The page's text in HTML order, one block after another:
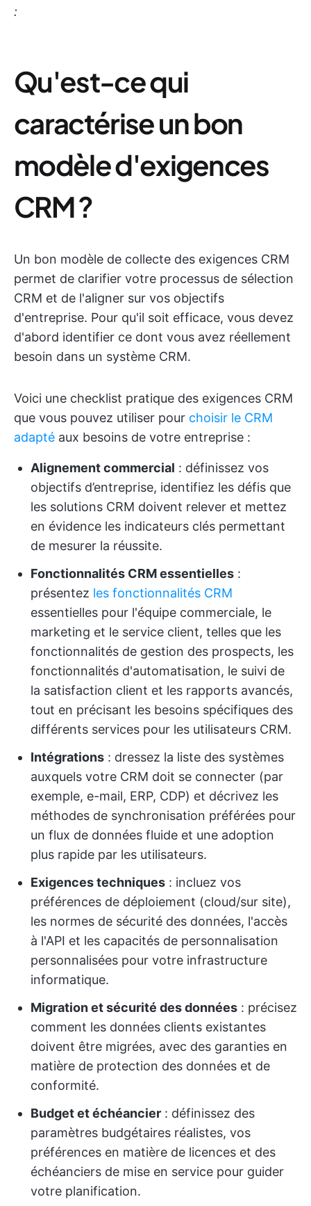
:
Qu'est-ce qui
caractérise un bon
modèle d'exigences
CRM ?
Un bon modèle de collecte des exigences CRM
permet de clarifier votre processus de sélection
CRM et de l'aligner sur vos objectifs
d'entreprise. Pour qu'il soit efficace, vous devez
d'abord identifier ce dont vous avez réellement
besoin dans un système CRM.
Voici une checklist pratique des exigences CRM
que vous pouvez utiliser pour choisir le CRM
adapté aux besoins de votre entreprise :
Alignement commercial : définissez vos
objectifs d’entreprise, identifiez les défis que
les solutions CRM doivent relever et mettez
en évidence les indicateurs clés permettant
de mesurer la réussite.
Fonctionnalités CRM essentielles :
présentez les fonctionnalités CRM
essentielles pour l'équipe commerciale, le
marketing et le service client, telles que les
fonctionnalités de gestion des prospects, les
fonctionnalités d'automatisation, le suivi de
la satisfaction client et les rapports avancés,
tout en précisant les besoins spécifiques des
différents services pour les utilisateurs CRM.
Intégrations : dressez la liste des systèmes
auxquels votre CRM doit se connecter (par
exemple, e-mail, ERP, CDP) et décrivez les
méthodes de synchronisation préférées pour
un flux de données fluide et une adoption
plus rapide par les utilisateurs.
Exigences techniques : incluez vos
préférences de déploiement (cloud/sur site),
les normes de sécurité des données, l'accès
à l'API et les capacités de personnalisation
personnalisées pour votre infrastructure
informatique.
Migration et sécurité des données : précisez
comment les données clients existantes
doivent être migrées, avec des garanties en
matière de protection des données et de
conformité.
Budget et échéancier : définissez des
paramètres budgétaires réalistes, vos
préférences en matière de licences et des
échéanciers de mise en service pour guider
votre planification.